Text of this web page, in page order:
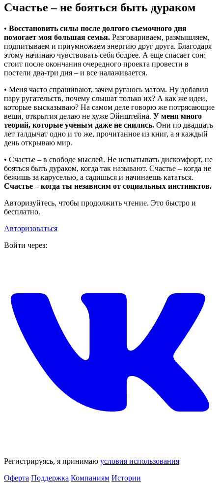
Счастье – не бояться быть дураком
• Восстановить силы после долгого съемочного дня
помогает моя большая семья. Разговариваем, размышляем,
подпитываем и приумножаем энергию друг друга. Благодаря
этому начинаю чувствовать себя бодрее. А еще спасает сон:
стоит после окончания очередного проекта провести в
постели два-три дня – и все налаживается.
• Меня часто спрашивают, зачем ругаюсь матом. Ну добавил
пару ругательств, почему слышат только их? А как же идеи,
которые высказываю? На самом деле говорю же потрясающие
вещи, открытия делаю не хуже Эйнштейна. У меня много
теорий, которые ученым даже не снились. Они по двадцать
лет талдычат одно и то же, прочитанное из книг, а я каждый
день открываю мир.
• Счастье – в свободе мыслей. Не испытывать дискомфорт, не
бояться быть дураком, когда так называют. Счастье – когда не
бежишь за каруселью, а садишься и начинаешь кататься.
Счастье – когда ты независим от социальных инстинктов.
Авторизуйтесь, чтобы продолжить чтение. Это быстро и
бесплатно.
Авторизоваться
Войти через:
Регистрируясь, я принимаю условия использования
Оферта Поддержка Компаниям Истории